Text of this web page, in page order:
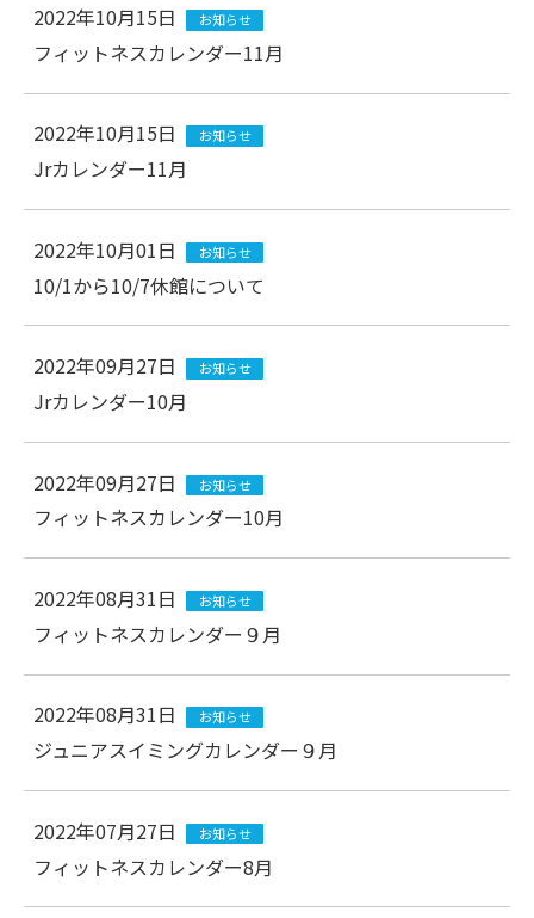
2022年10月15日 お知らせ
フィットネスカレンダー11月
2022年10月15日 お知らせ
Jrカレンダー11月
2022年10月01日 お知らせ
10/1から10/7休館について
2022年09月27日 お知らせ
Jrカレンダー10月
2022年09月27日 お知らせ
フィットネスカレンダー10月
2022年08月31日 お知らせ
フィットネスカレンダー９月
2022年08月31日 お知らせ
ジュニアスイミングカレンダー９月
2022年07月27日 お知らせ
フィットネスカレンダー8月